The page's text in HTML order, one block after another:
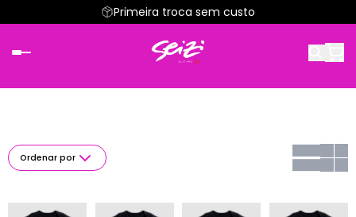
Primeira troca sem custo
Ordenar por